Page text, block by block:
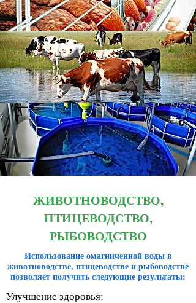
ЖИВОТНОВОДСТВО,
ПТИЦЕВОДСТВО,
РЫБОВОДСТВО
Использование омагниченной воды в
животноводстве, птицеводстве и рыбоводстве
позволяет получить следующие результаты:
Улучшение здоровья;